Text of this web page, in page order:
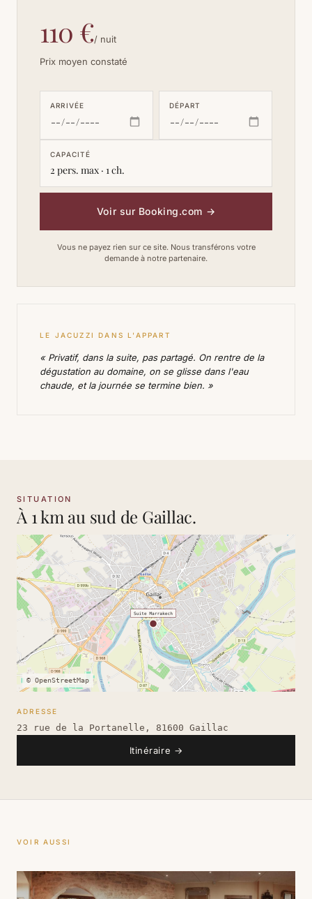
110 €/ nuit
Prix moyen constaté
ARRIVÉE DÉPART
CAPACITÉ
2 pers. max · 1 ch.
Voir sur Booking.com →
Vous ne payez rien sur ce site. Nous transférons votre
demande à notre partenaire.
LE JACUZZI DANS L'APPART
« Privatif, dans la suite, pas partagé. On rentre de la
dégustation au domaine, on se glisse dans l'eau
chaude, et la journée se termine bien. »
SITUATION
À 1 km au sud de Gaillac.
© OpenStreetMap
ADRESSE
23 rue de la Portanelle, 81600 Gaillac
Itinéraire →
VOIR AUSSI